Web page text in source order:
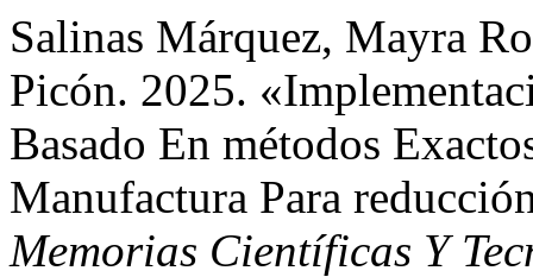
Salinas Márquez, Mayra
Picón. 2025.
Basado En métodos
Manufactura Para
Memorias Científicas Y